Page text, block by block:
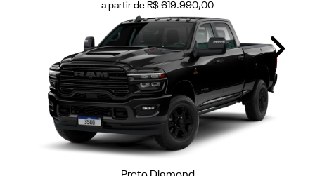
a partir de R$ 619.990,00
Next